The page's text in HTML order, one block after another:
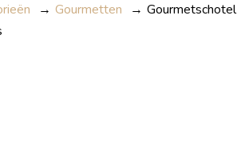
→ Gourmetten → Gourmetschotel